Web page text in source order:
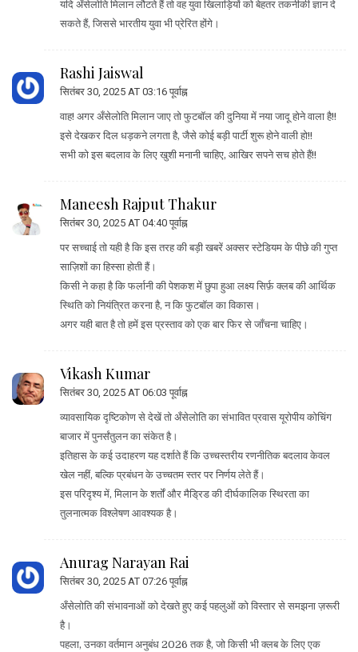
यदि अँसेलोति मिलान लौटते हैं तो वह युवा खिलाड़ियों को बेहतर तकनीकी ज्ञान दे
सकते हैं, जिससे भारतीय युवा भी प्रेरित होंगे।
Rashi Jaiswal
सितंबर 30, 2025 AT 03:16 पूर्वाह्न
वाह! अगर अँसेलोति मिलान जाए तो फुटबॉल की दुनिया में नया जादू होने वाला है!!
इसे देखकर दिल धड़कने लगता है, जैसे कोई बड़ी पार्टी शुरू होने वाली हो!!
सभी को इस बदलाव के लिए खुशी मनानी चाहिए, आखिर सपने सच होते हैं!!
Maneesh Rajput Thakur
सितंबर 30, 2025 AT 04:40 पूर्वाह्न
पर सच्चाई तो यही है कि इस तरह की बड़ी खबरें अक्सर स्टेडियम के पीछे की गुप्त
साज़िशों का हिस्सा होती हैं।
किसी ने कहा है कि फर्लानी की पेशकश में छुपा हुआ लक्ष्य सिर्फ़ क्लब की आर्थिक
स्थिति को नियंत्रित करना है, न कि फुटबॉल का विकास।
अगर यही बात है तो हमें इस प्रस्ताव को एक बार फिर से जाँचना चाहिए।
Vikash Kumar
सितंबर 30, 2025 AT 06:03 पूर्वाह्न
व्यावसायिक दृष्टिकोण से देखें तो अँसेलोति का संभावित प्रवास यूरोपीय कोचिंग
बाजार में पुनर्संतुलन का संकेत है।
इतिहास के कई उदाहरण यह दर्शाते हैं कि उच्चस्तरीय रणनीतिक बदलाव केवल
खेल नहीं, बल्कि प्रबंधन के उच्चतम स्तर पर निर्णय लेते हैं।
इस परिदृश्य में, मिलान के शर्तों और मैड्रिड की दीर्घकालिक स्थिरता का
तुलनात्मक विश्लेषण आवश्यक है।
Anurag Narayan Rai
सितंबर 30, 2025 AT 07:26 पूर्वाह्न
अँसेलोति की संभावनाओं को देखते हुए कई पहलुओं को विस्तार से समझना ज़रूरी
है।
पहला, उनका वर्तमान अनुबंध 2026 तक है, जो किसी भी क्लब के लिए एक